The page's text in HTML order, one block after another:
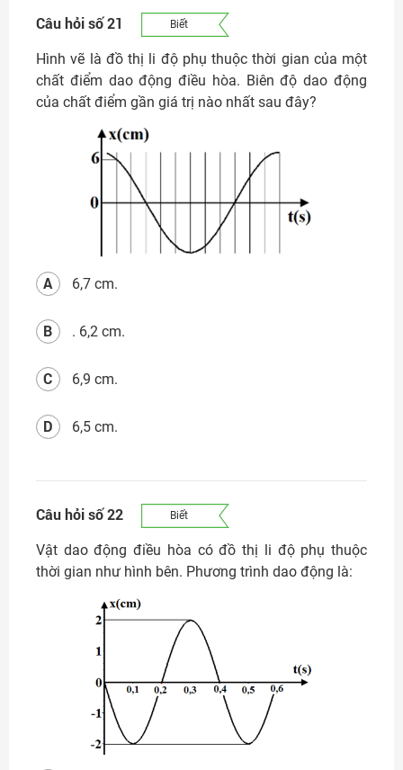
Câu hỏi số 21 Biết
Hình vẽ là đồ thị li độ phụ thuộc thời gian của một
chất điểm dao động điều hòa. Biên độ dao động
của chất điểm gần giá trị nào nhất sau đây?
6,7 cm.
A
. 6,2 cm.
B
6,9 cm.
C
6,5 cm.
D
Câu hỏi số 22 Biết
Vật dao động điều hòa có đồ thị li độ phụ thuộc
thời gian như hình bên. Phương trình dao động là: